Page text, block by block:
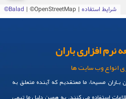
افزاری باران
انواع وب سایت ها
بـاران مسیحا، ما معتقدیم که آینده متعلق به